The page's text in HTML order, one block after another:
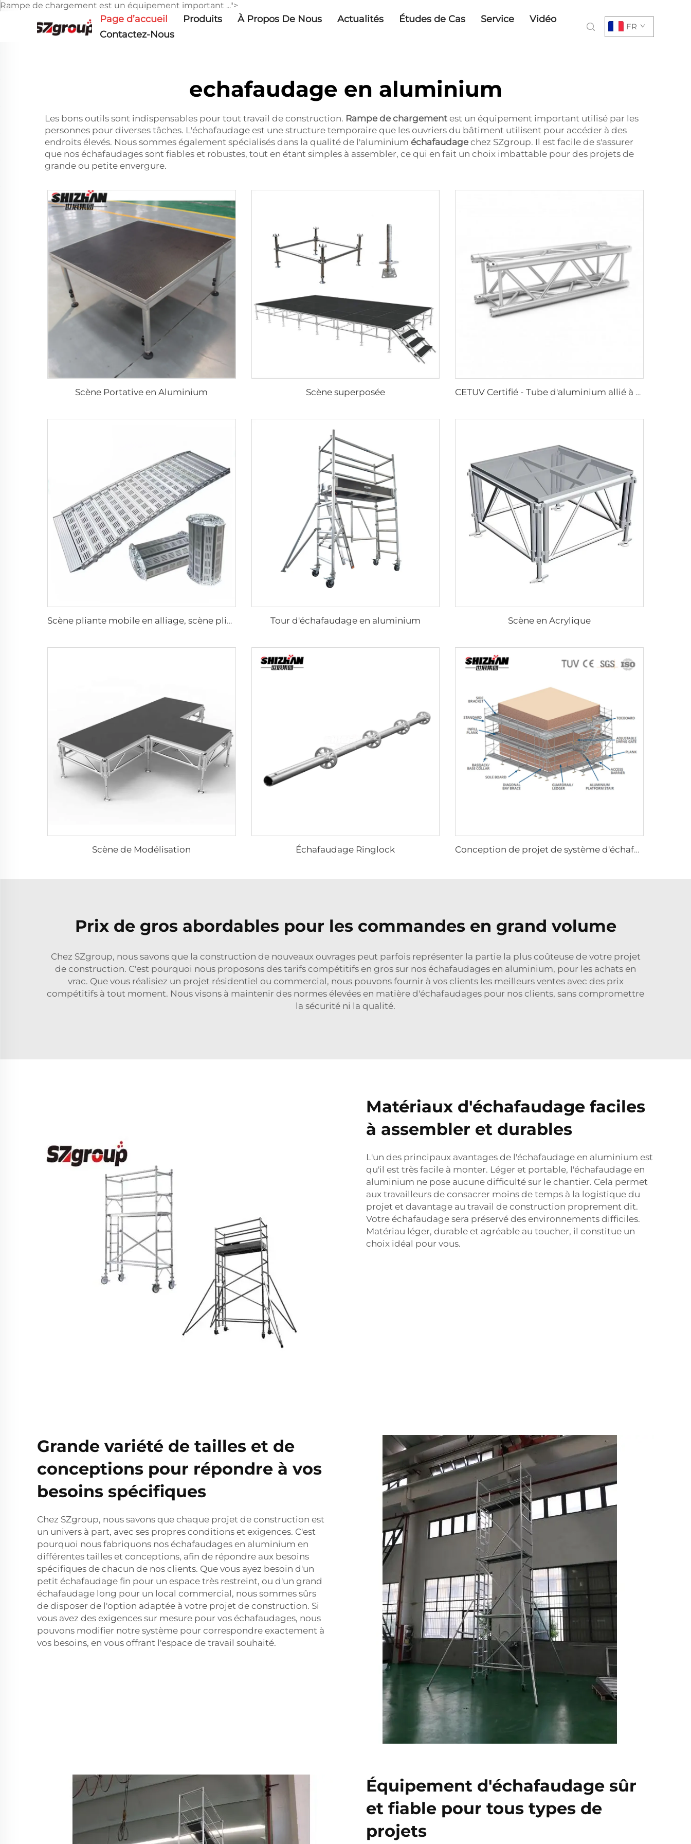
Rampe de chargement est un équipement important ...">
Page d’accueil Produits À Propos De Nous Actualités Études de Cas Service
Vidéo
Contactez-Nous
FR
echafaudage en aluminium
Les bons outils sont indispensables pour tout travail de construction. Rampe de chargement est un équipement important utilisé par les
personnes pour diverses tâches. L'échafaudage est une structure temporaire que les ouvriers du bâtiment utilisent pour accéder à des
endroits élevés. Nous sommes également spécialisés dans la qualité de l'aluminium échafaudage chez SZgroup. Il est facile de s'assurer
que nos échafaudages sont fiables et robustes, tout en étant simples à assembler, ce qui en fait un choix imbattable pour des projets de
grande ou petite envergure.
Scène Portative en Aluminium Scène superposée CETUV Certifié - Tube d'aluminium allié à emboîtement rapide avec broche pour structures d'événements et concerts
Scène pliante mobile en alliage, scène pliante pour événements avec escalier et rampe Tour d'échafaudage en aluminium Scène en Acrylique
Scène de Modélisation Échafaudage Ringlock Conception de projet de système d'échafaudage pour le bâtiment
Prix de gros abordables pour les commandes en grand volume
Chez SZgroup, nous savons que la construction de nouveaux ouvrages peut parfois représenter la partie la plus coûteuse de votre projet
de construction. C'est pourquoi nous proposons des tarifs compétitifs en gros sur nos échafaudages en aluminium, pour les achats en
vrac. Que vous réalisiez un projet résidentiel ou commercial, nous pouvons fournir à vos clients les meilleurs ventes avec des prix
compétitifs à tout moment. Nous visons à maintenir des normes élevées en matière d'échafaudages pour nos clients, sans compromettre
la sécurité ni la qualité.
Matériaux d'échafaudage faciles
à assembler et durables
L'un des principaux avantages de l'échafaudage en aluminium est
qu'il est très facile à monter. Léger et portable, l'échafaudage en
aluminium ne pose aucune difficulté sur le chantier. Cela permet
aux travailleurs de consacrer moins de temps à la logistique du
projet et davantage au travail de construction proprement dit.
Votre échafaudage sera préservé des environnements difficiles.
Matériau léger, durable et agréable au toucher, il constitue un
choix idéal pour vous.
Grande variété de tailles et de
conceptions pour répondre à vos
besoins spécifiques
Chez SZgroup, nous savons que chaque projet de construction est
un univers à part, avec ses propres conditions et exigences. C'est
pourquoi nous fabriquons nos échafaudages en aluminium en
différentes tailles et conceptions, afin de répondre aux besoins
spécifiques de chacun de nos clients. Que vous ayez besoin d'un
petit échafaudage fin pour un espace très restreint, ou d'un grand
échafaudage long pour un local commercial, nous sommes sûrs
de disposer de l'option adaptée à votre projet de construction. Si
vous avez des exigences sur mesure pour vos échafaudages, nous
pouvons modifier notre système pour correspondre exactement à
vos besoins, en vous offrant l'espace de travail souhaité.
Équipement d'échafaudage sûr
et fiable pour tous types de
projets